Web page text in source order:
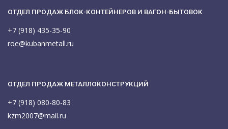
ОТДЕЛ ПРОДАЖ БЛОК-КОНТЕЙНЕРОВ И ВАГОН-БЫТОВОК
+7 (918) 435-35-90
roe@kubanmetall.ru
ОТДЕЛ ПРОДАЖ МЕТАЛЛОКОНСТРУКЦИЙ
+7 (918) 080-80-83
kzm2007@mail.ru